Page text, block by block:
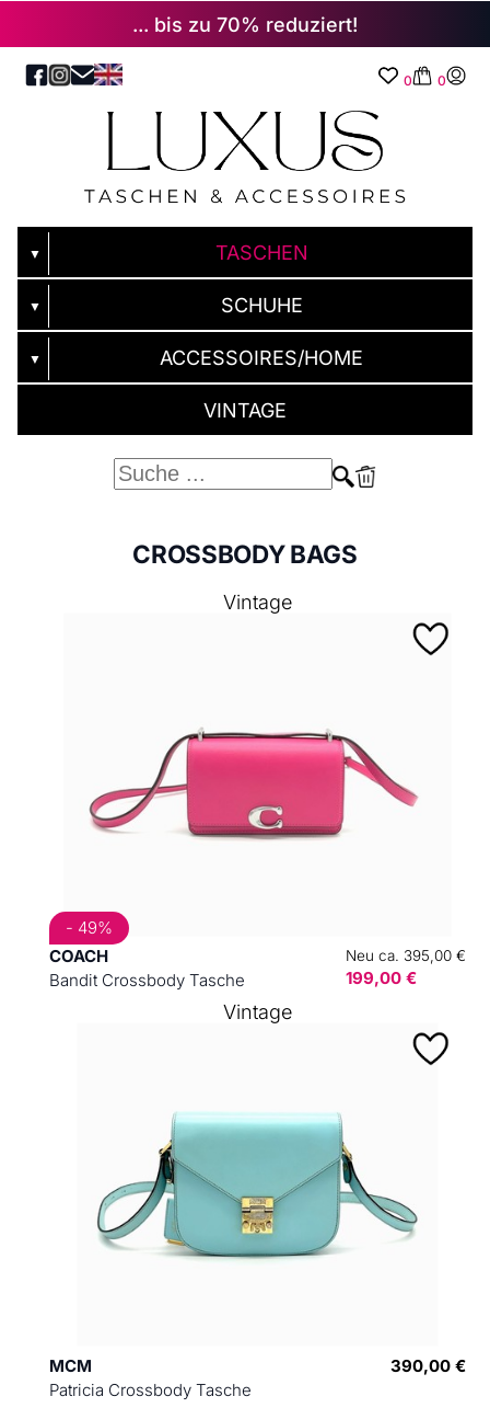
... bis zu 70% reduziert!
0 0
▼ TASCHEN
▼ SCHUHE
▼ ACCESSOIRES/HOME
VINTAGE
CROSSBODY BAGS
COACH
Bandit Crossbody Tasche
Neu ca. 395,00 €
199,00 €
- 49%
Vintage
MCM
Patricia Crossbody Tasche
390,00 €
Vintage